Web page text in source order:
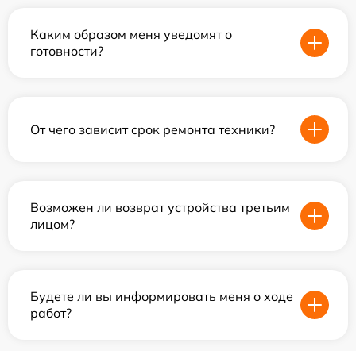
Каким образом меня уведомят о
готовности?
От чего зависит срок ремонта техники?
Возможен ли возврат устройства третьим
лицом?
Будете ли вы информировать меня о ходе
работ?